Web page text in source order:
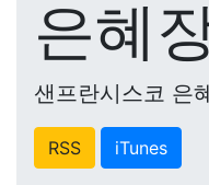
은혜
샌프란시스코 은
RSS iTunes